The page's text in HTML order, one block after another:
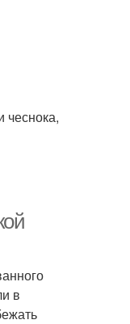
чеснока,
в